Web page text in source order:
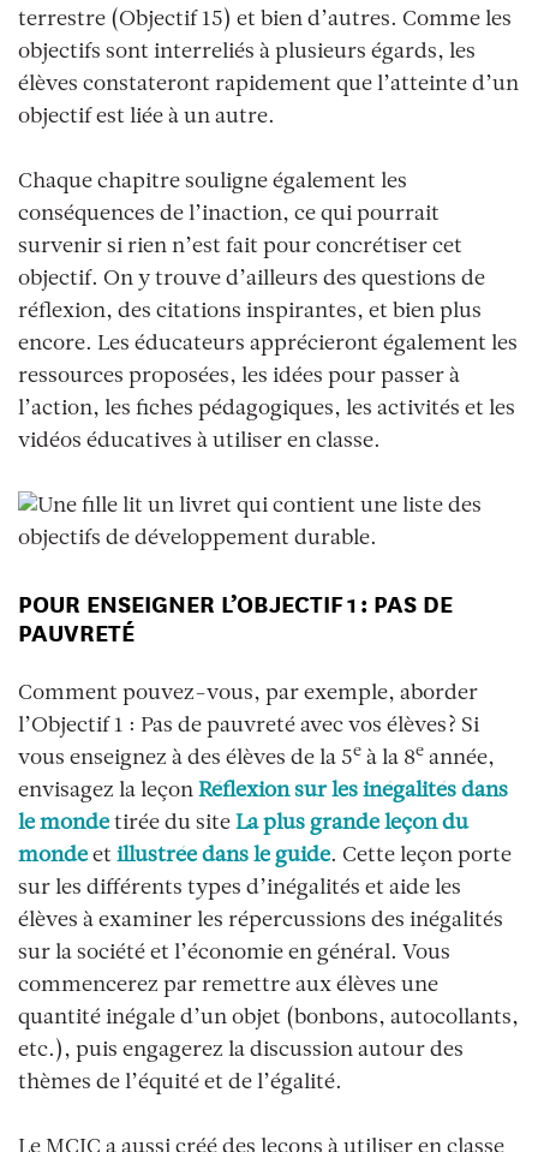
terrestre (Objectif 15) et bien d’autres. Comme les
objectifs sont interreliés à plusieurs égards, les
élèves constateront rapidement que l’atteinte d’un
objectif est liée à un autre.
Chaque chapitre souligne également les
conséquences de l’inaction, ce qui pourrait
survenir si rien n’est fait pour concrétiser cet
objectif. On y trouve d’ailleurs des questions de
réflexion, des citations inspirantes, et bien plus
encore. Les éducateurs apprécieront également les
ressources proposées, les idées pour passer à
l’action, les fiches pédagogiques, les activités et les
vidéos éducatives à utiliser en classe.
POUR ENSEIGNER L’OBJECTIF 1 : PAS DE
PAUVRETÉ
Comment pouvez-vous, par exemple, aborder
l’Objectif 1 : Pas de pauvreté avec vos élèves? Si
vous enseignez à des élèves de la 5e à la 8e année,
envisagez la leçon Réflexion sur les inégalités dans
le monde tirée du site La plus grande leçon du
monde et illustrée dans le guide. Cette leçon porte
sur les différents types d’inégalités et aide les
élèves à examiner les répercussions des inégalités
sur la société et l’économie en général. Vous
commencerez par remettre aux élèves une
quantité inégale d’un objet (bonbons, autocollants,
etc.), puis engagerez la discussion autour des
thèmes de l’équité et de l’égalité.